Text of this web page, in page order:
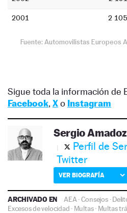
Sigue toda la información de
Facebook, Xo Instagram
Sergio Amadoz
Perfil de
Twitter
VER BIOGRAFÍA
ARCHIVADO EN AEA ·Consejos·
Excesos de velocidad · Multas· Multas